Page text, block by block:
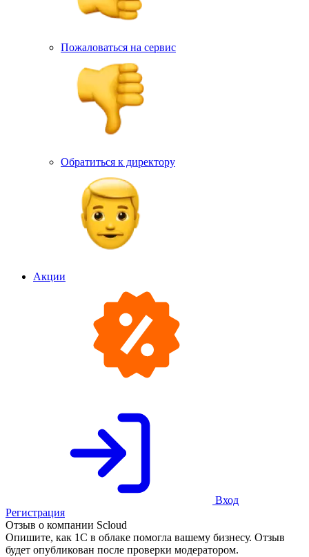
Пожаловаться на сервис
Обратиться к директору
Акции
Вход
Регистрация
Отзыв о компании Scloud
Опишите, как 1С в облаке помогла вашему бизнесу. Отзыв
будет опубликован после проверки модератором.